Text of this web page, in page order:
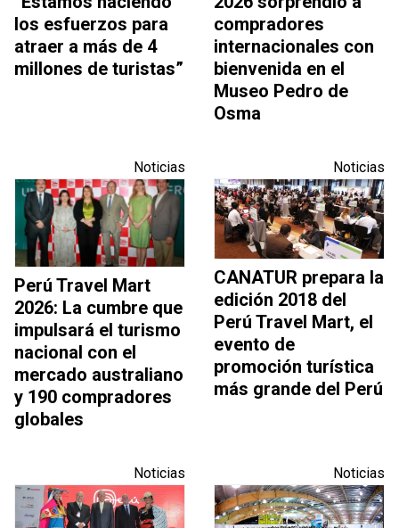
los esfuerzos para
atraer a más de 4
millones de turistas”
compradores
internacionales con
bienvenida en el
Museo Pedro de
Osma
Noticias
Perú Travel Mart
2026: La cumbre que
impulsará el turismo
nacional con el
mercado australiano
y 190 compradores
globales
Noticias
CANATUR prepara la
edición 2018 del
Perú Travel Mart, el
evento de
promoción turística
más grande del Perú
Noticias Noticias